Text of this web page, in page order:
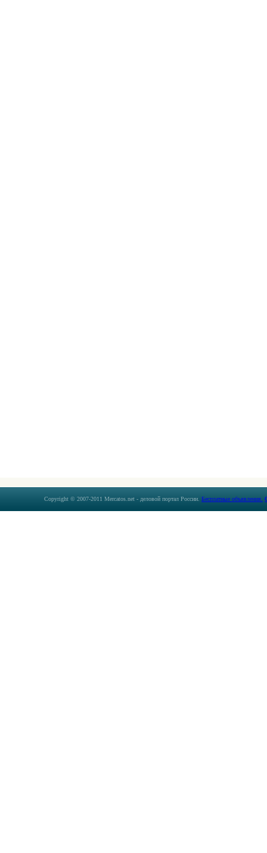
Copyright © 2007-2011 Mercatos.net - деловой портал России. Бесплатные объявления.